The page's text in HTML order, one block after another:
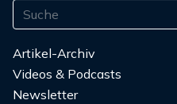
Artikel-Archiv
Videos & Podcasts
Newsletter